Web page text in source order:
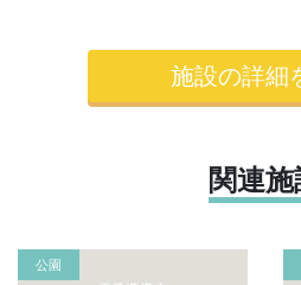
施設の詳細
関連
公園